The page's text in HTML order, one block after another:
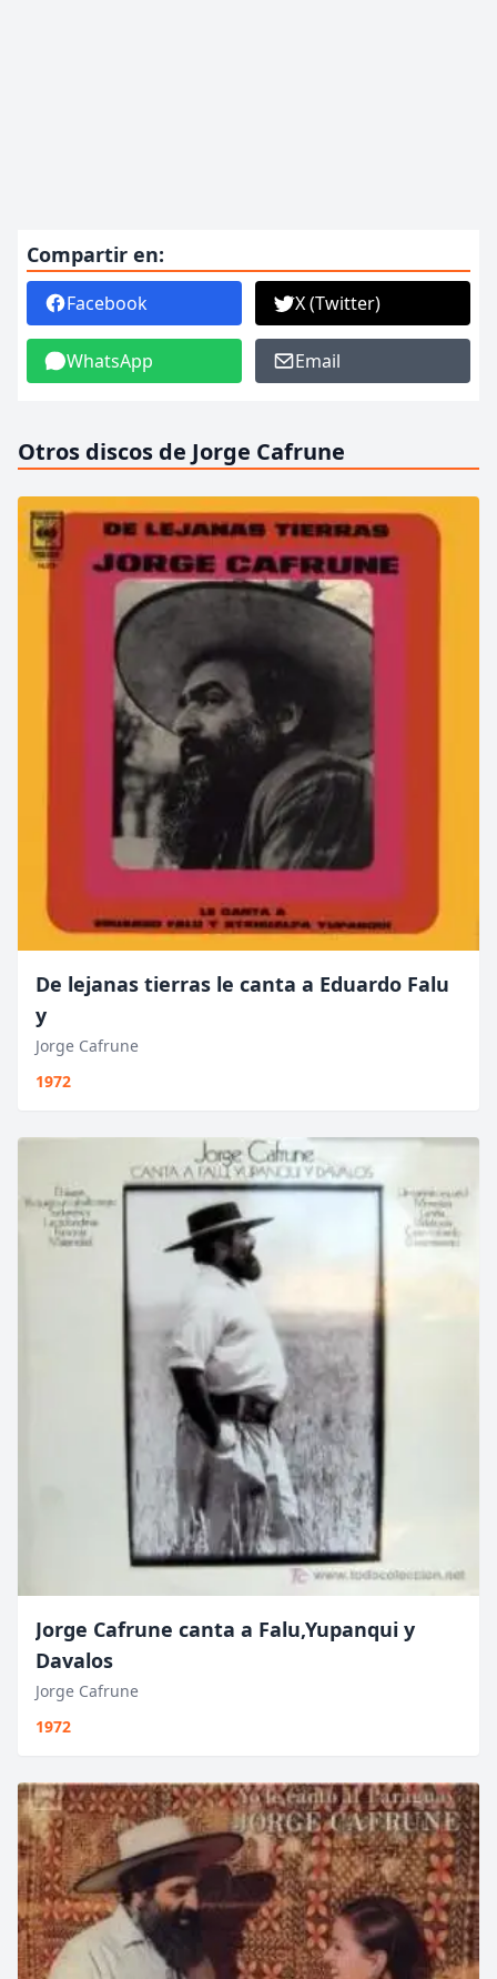
Compartir en:
Facebook X (Twitter)
WhatsApp Email
Otros discos de Jorge Cafrune
De lejanas tierras le canta a Eduardo Falu
y
Jorge Cafrune
1972
Jorge Cafrune canta a Falu,Yupanqui y
Davalos
Jorge Cafrune
1972